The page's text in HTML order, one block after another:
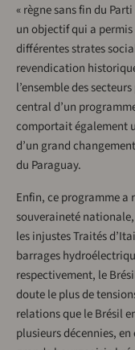
« règne sans fin du
un objectif qui a permis
différentes strates
revendication
l’ensemble des
central d’un
comportait également
d’un grand
du Paraguay.
Enfin, ce programme a
souveraineté
les injustes Traités
barrages
respectivement, le
doute le plus de
relations que le Brésil
plusieurs décennies,